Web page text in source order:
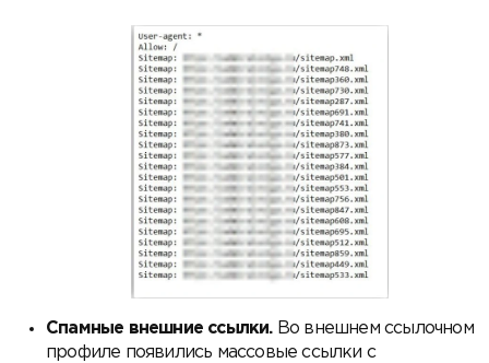
Спамные внешние ссылки.Во внешнем ссылочном
профиле появились массовые ссылки с